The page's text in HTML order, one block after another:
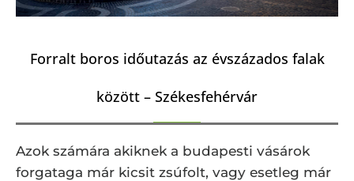
Forralt boros időutazás az évszázados falak
között – Székesfehérvár
Azok számára akiknek a budapesti vásárok
forgataga már kicsit zsúfolt, vagy esetleg már